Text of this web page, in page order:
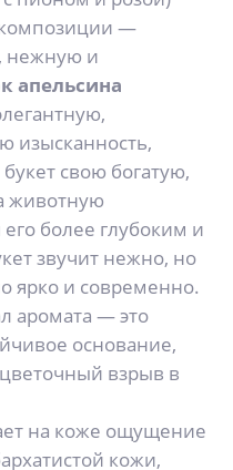
—
нежную и
апельсина
изысканность,
свою богатую,
животную
более глубоким и
звучит нежно, но
ярко и современно.
аромата — это
основание,
взрыв в
на коже ощущение
кожи,